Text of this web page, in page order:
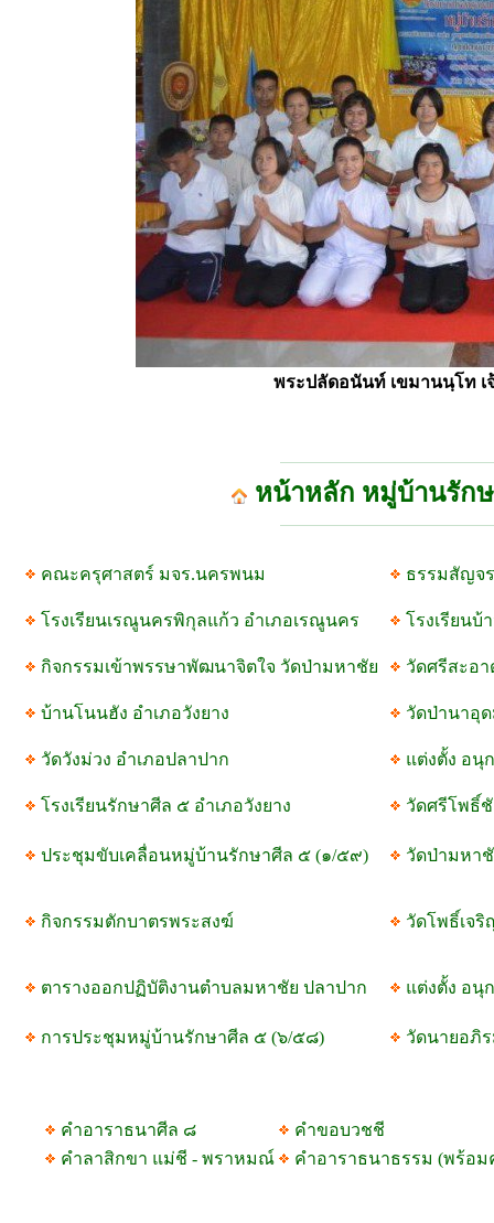
พระปลัดอนันท์ เขมานนฺโท
หน้าหลัก หมู่บ้านรัก
คณะครุศาสตร์ มจร.นครพนม ธรรมสัญจ
โรงเรียนเรณูนครพิกุลแก้ว อำเภอเรณูนคร โรงเรียนบ้
กิจกรรมเข้าพรรษาพัฒนาจิตใจ วัดป่ามหาชัย วัดศรีสะอ
บ้านโนนฮัง อำเภอวังยาง วัดป่านาอุ
วัดวังม่วง อำเภอปลาปาก แต่งตั้ง อนุ
โรงเรียนรักษาศีล ๕ อำเภอวังยาง วัดศรีโพธิ์
ประชุมขับเคลื่อนหมู่บ้านรักษาศีล ๕ (๑/๕๙) วัดป่ามหา
กิจกรรมตักบาตรพระสงฆ์ วัดโพธิ์เจ
ตารางออกปฏิบัติงานตำบลมหาชัย ปลาปาก แต่งตั้ง อนุ
การประชุมหมู่บ้านรักษาศีล ๕ (๖/๕๘) วัดนายอภิ
คำอาราธนาศีล ๘
คำขอบวชชี
คำลาสิกขา แม่ชี - พราหมณ์
คำอาราธนาธรรม (พร้อม